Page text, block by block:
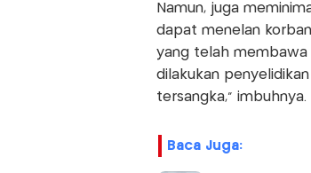
Namun, juga
dapat menelan
yang telah membawa
dilakukan
tersangka,” imbuhnya.
Baca Juga: